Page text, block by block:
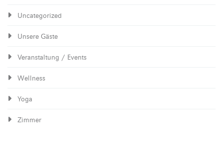
Uncategorized
Unsere Gäste
Veranstaltung / Events
Wellness
Yoga
Zimmer